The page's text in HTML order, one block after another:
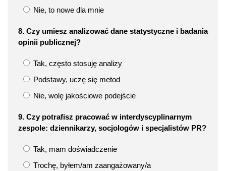
Nie, to nowe dla mnie
8. Czy umiesz analizować dane statystyczne i badania
opinii publicznej?
Tak, często stosuję analizy
Podstawy, uczę się metod
Nie, wolę jakościowe podejście
9. Czy potrafisz pracować w interdyscyplinarnym
zespole: dziennikarzy, socjologów i specjalistów PR?
Tak, mam doświadczenie
Trochę, byłem/am zaangażowany/a